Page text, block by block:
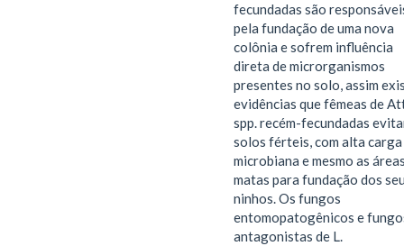
fecundadas são
pela fundação de uma nova
colônia e sofrem influência
direta de microrganismos
presentes no solo, assim
evidências que fêmeas de
spp. recém-fecundadas
solos férteis, com alta carga
microbiana e mesmo as
matas para fundação dos
ninhos. Os fungos
entomopatogênicos e
antagonistas de L.